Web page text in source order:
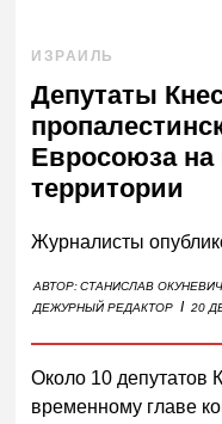
ИЗРАИЛЬ
Депутаты
Евросоюза на
территории
Журналисты
АВТОР:СТАНИСЛАВ ОКУНЕВИЧ
ДЕЖУРНЫЙ РЕДАКТОР I 20
Около 10 депутатов
временному главе